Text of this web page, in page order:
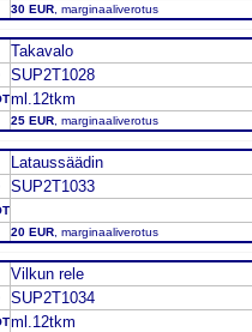
30 EUR , marginaaliverotus
Takavalo
SUP2T1028
ml.12tkm
25 EUR , marginaaliverotus
Lataussäädin
SUP2T1033
20 EUR , marginaaliverotus
Vilkun rele
SUP2T1034
ml.12tkm